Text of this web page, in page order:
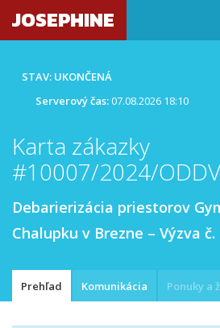
JOSEPHINE
STAV: UKONČENÁ
Serverový čas:07.08.2026 18:10
Karta zákazky
#10007/2024/
Debarierizácia priestorov
Chalupku v Brezne – Výzva č.
Prehľad Komunikácia